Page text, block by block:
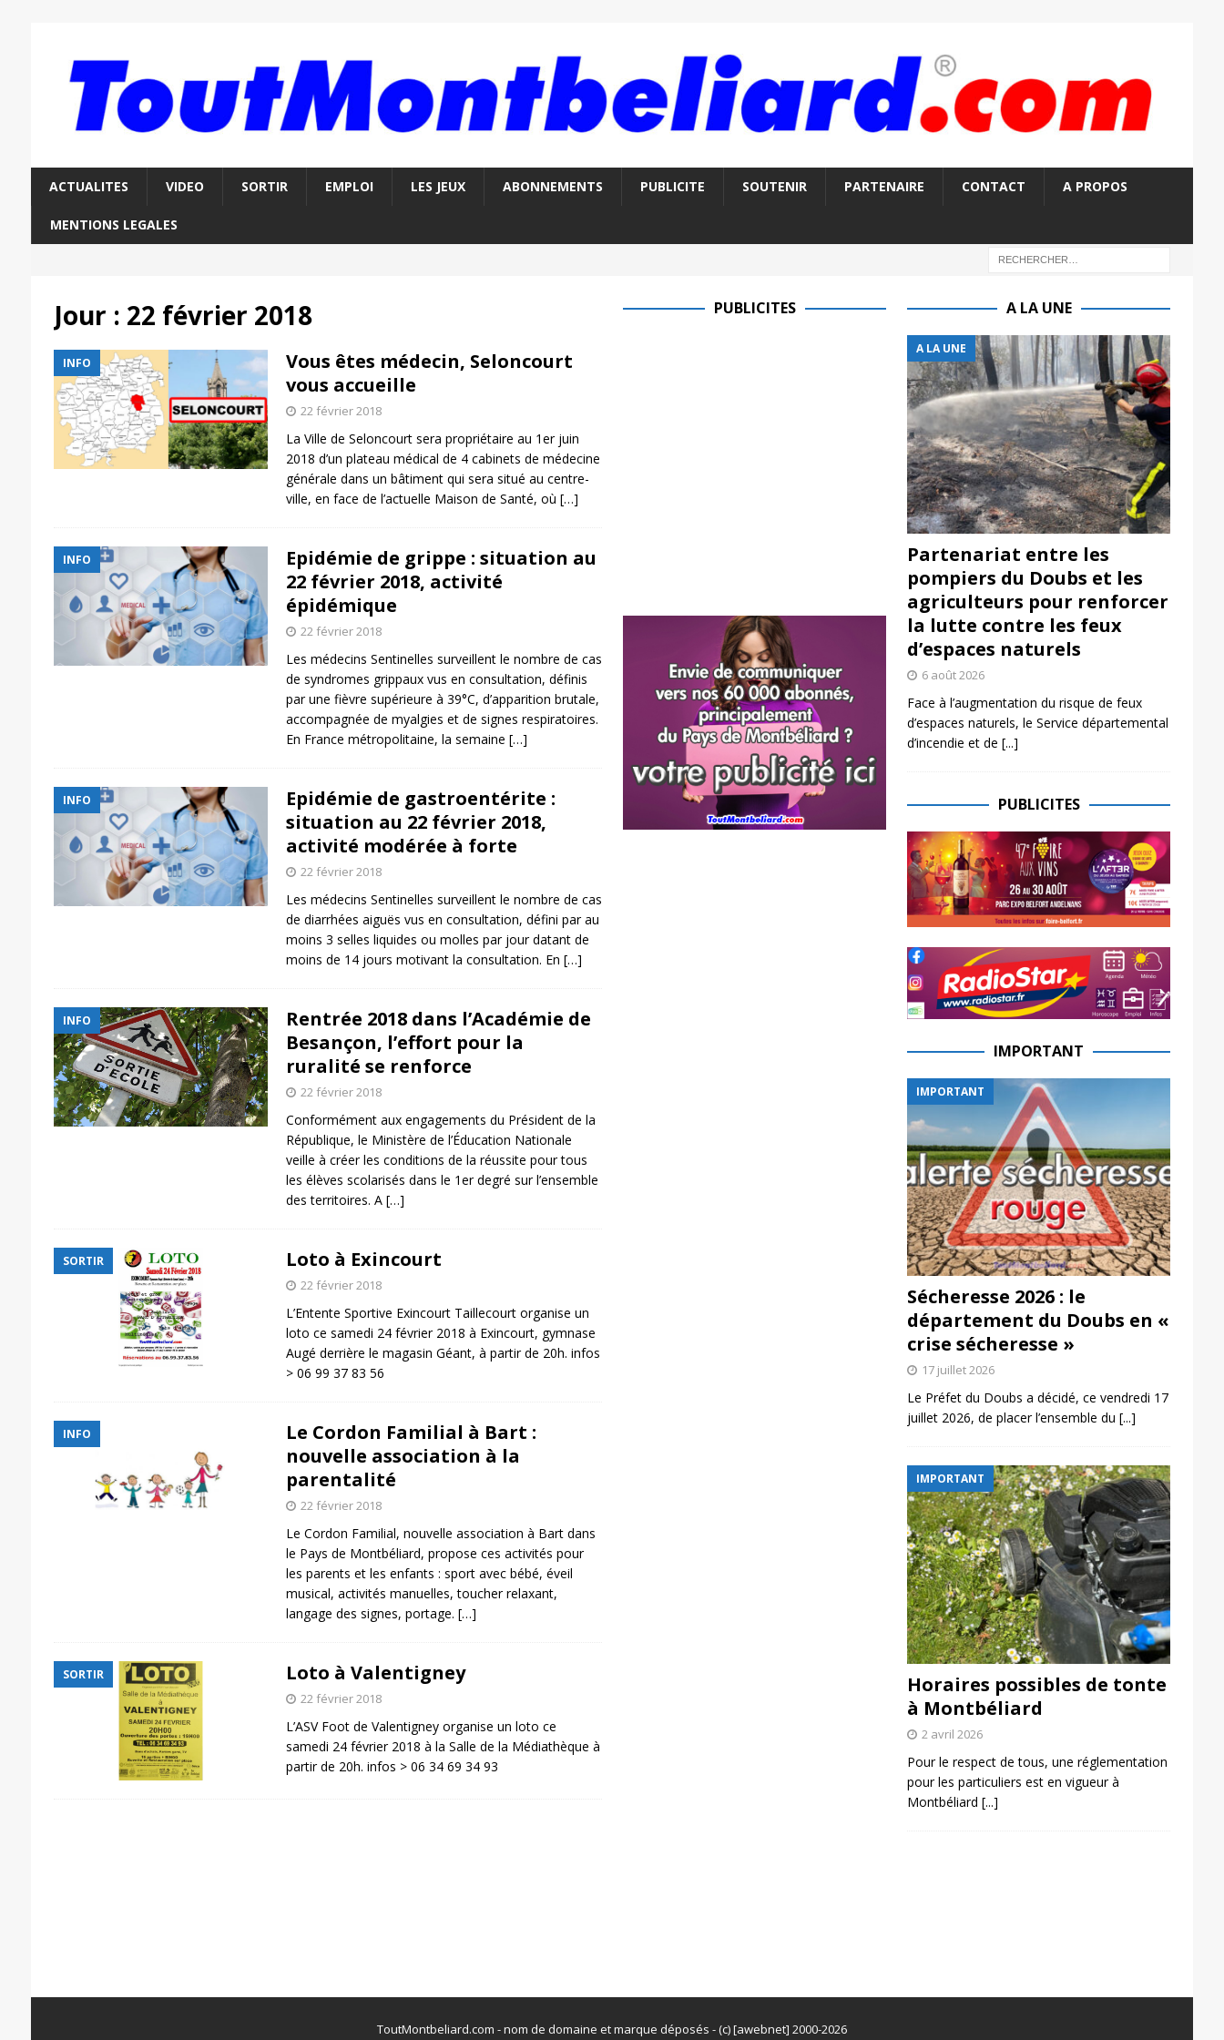
ACTUALITES VIDEO SORTIR EMPLOI LES JEUX ABONNEMENTS PUBLICITE SOUTENIR PARTENAIRE CONTACT A PROPOS
MENTIONS LEGALES
Jour : 22 février 2018
INFO
Vous êtes médecin, Seloncourt
vous accueille
22 février 2018
La Ville de Seloncourt sera propriétaire au 1er juin
2018 d’un plateau médical de 4 cabinets de médecine
générale dans un bâtiment qui sera situé au centre-
ville, en face de l’actuelle Maison de Santé, où […]
INFO
Epidémie de grippe : situation au
22 février 2018, activité
épidémique
22 février 2018
Les médecins Sentinelles surveillent le nombre de cas
de syndromes grippaux vus en consultation, définis
par une fièvre supérieure à 39°C, d’apparition brutale,
accompagnée de myalgies et de signes respiratoires.
En France métropolitaine, la semaine […]
INFO
Epidémie de gastroentérite :
situation au 22 février 2018,
activité modérée à forte
22 février 2018
Les médecins Sentinelles surveillent le nombre de cas
de diarrhées aiguës vus en consultation, défini par au
moins 3 selles liquides ou molles par jour datant de
moins de 14 jours motivant la consultation. En […]
INFO
Rentrée 2018 dans l’Académie de
Besançon, l’effort pour la
ruralité se renforce
22 février 2018
Conformément aux engagements du Président de la
République, le Ministère de l’Éducation Nationale
veille à créer les conditions de la réussite pour tous
les élèves scolarisés dans le 1er degré sur l’ensemble
des territoires. A […]
SORTIR Loto à Exincourt
22 février 2018
L’Entente Sportive Exincourt Taillecourt organise un
loto ce samedi 24 février 2018 à Exincourt, gymnase
Augé derrière le magasin Géant, à partir de 20h. infos
> 06 99 37 83 56
INFO
Le Cordon Familial à Bart :
nouvelle association à la
parentalité
22 février 2018
Le Cordon Familial, nouvelle association à Bart dans
le Pays de Montbéliard, propose ces activités pour
les parents et les enfants : sport avec bébé, éveil
musical, activités manuelles, toucher relaxant,
langage des signes, portage. […]
SORTIR Loto à Valentigney
22 février 2018
L’ASV Foot de Valentigney organise un loto ce
samedi 24 février 2018 à la Salle de la Médiathèque à
partir de 20h. infos > 06 34 69 34 93
PUBLICITES A LA UNE
A LA UNE
Partenariat entre les
pompiers du Doubs et les
agriculteurs pour renforcer
la lutte contre les feux
d’espaces naturels
6 août 2026
Face à l’augmentation du risque de feux
d’espaces naturels, le Service départemental
d’incendie et de [...]
PUBLICITES
IMPORTANT
IMPORTANT
Sécheresse 2026 : le
département du Doubs en «
crise sécheresse »
17 juillet 2026
Le Préfet du Doubs a décidé, ce vendredi 17
juillet 2026, de placer l’ensemble du [...]
IMPORTANT
Horaires possibles de tonte
à Montbéliard
2 avril 2026
Pour le respect de tous, une réglementation
pour les particuliers est en vigueur à
Montbéliard [...]
ToutMontbeliard.com - nom de domaine et marque déposés - (c) [awebnet] 2000-2026